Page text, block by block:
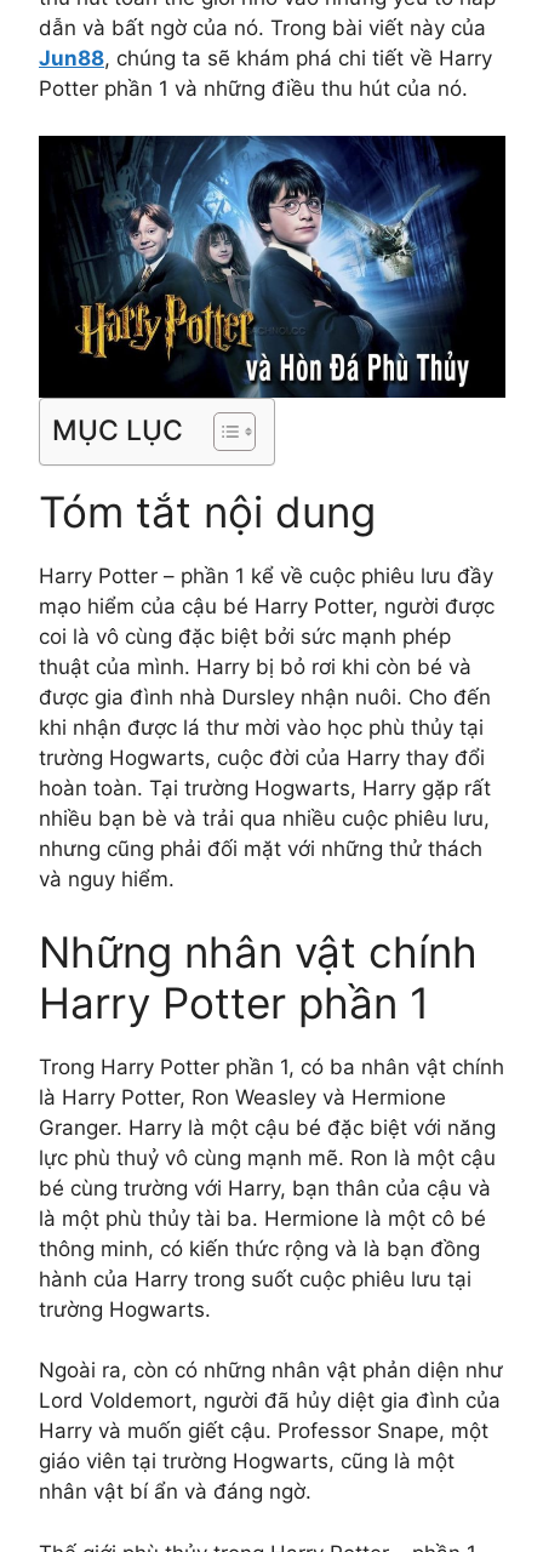
dẫn và bất ngờ của nó. Trong bài viết này của
Jun88, chúng ta sẽ khám phá chi tiết về Harry
Potter phần 1 và những điều thu hút của nó.
MỤC LỤC
Tóm tắt nội dung
Harry Potter – phần 1 kể về cuộc phiêu lưu đầy
mạo hiểm của cậu bé Harry Potter, người được
coi là vô cùng đặc biệt bởi sức mạnh phép
thuật của mình. Harry bị bỏ rơi khi còn bé và
được gia đình nhà Dursley nhận nuôi. Cho đến
khi nhận được lá thư mời vào học phù thủy tại
trường Hogwarts, cuộc đời của Harry thay đổi
hoàn toàn. Tại trường Hogwarts, Harry gặp rất
nhiều bạn bè và trải qua nhiều cuộc phiêu lưu,
nhưng cũng phải đối mặt với những thử thách
và nguy hiểm.
Những nhân vật chính
Harry Potter phần 1
Trong Harry Potter phần 1, có ba nhân vật chính
là Harry Potter, Ron Weasley và Hermione
Granger. Harry là một cậu bé đặc biệt với năng
lực phù thuỷ vô cùng mạnh mẽ. Ron là một cậu
bé cùng trường với Harry, bạn thân của cậu và
là một phù thủy tài ba. Hermione là một cô bé
thông minh, có kiến thức rộng và là bạn đồng
hành của Harry trong suốt cuộc phiêu lưu tại
trường Hogwarts.
Ngoài ra, còn có những nhân vật phản diện như
Lord Voldemort, người đã hủy diệt gia đình của
Harry và muốn giết cậu. Professor Snape, một
giáo viên tại trường Hogwarts, cũng là một
nhân vật bí ẩn và đáng ngờ.